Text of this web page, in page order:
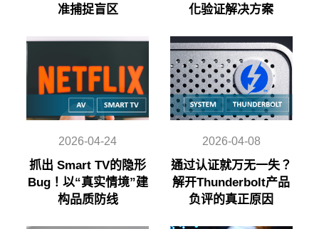
准捕捉盲区
化验证解决方案
2026-04-24
抓出 Smart TV的隐形
Bug！以“真实情境”建
构品质防线
2026-04-08
通过认证就万无一失？
解开Thunderbolt产品
负评的真正原因